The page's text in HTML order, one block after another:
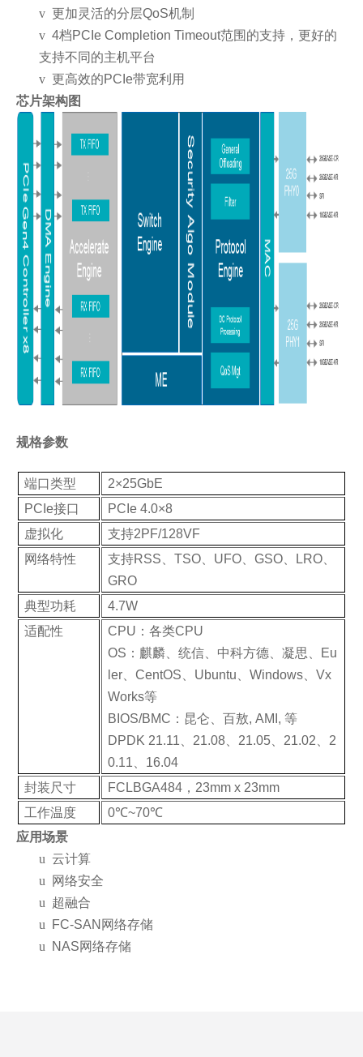
v 更加灵活的分层QoS机制
v 4档PCIe Completion Timeout范围的支持，更好的
支持不同的主机平台
v 更高效的PCIe带宽利用
芯片架构图
规格参数
端口类型
2×25GbE
PCIe接口
PCIe 4.0×8
虚拟化
支持2PF/128VF
网络特性
支持RSS、TSO、UFO、GSO、LRO、
GRO
典型功耗
4.7W
适配性
CPU：各类CPU
OS：麒麟、统信、中科方德、凝思、Eu
ler、CentOS、Ubuntu、Windows、Vx
Works等
BIOS/BMC：昆仑、百敖, AMI, 等
DPDK 21.11、21.08、21.05、21.02、2
0.11、16.04
封装尺寸
FCLBGA484，23mm x 23mm
工作温度
0℃~70℃
应用场景
u 云计算
u
网络安全
u 超融合
u
FC-SAN网络存储
u
NAS网络存储